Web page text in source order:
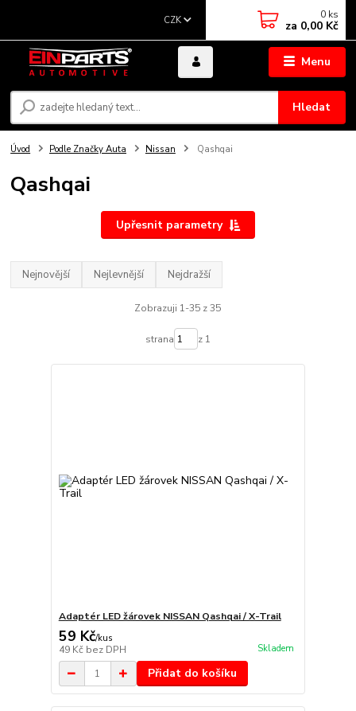
Menu
CZK
Hledat
0 ks
za 0,00 Kč
Úvod Podle Značky Auta Nissan Qashqai
Qashqai
Upřesnit parametry
Nejnovější Nejlevnější Nejdražší
Zobrazuji 1-35 z 35
strana z 1
Adaptér LED žárovek NISSAN Qashqai / X-Trail
59 Kč/kus
49 Kč bez DPH Skladem
Přidat do košíku